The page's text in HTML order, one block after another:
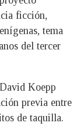
ficción,
tema
del tercer
Koepp
previa entre
de taquilla.